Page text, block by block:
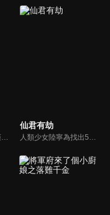
黎安城大郡主棠溪槿與烈雲崢之間曲折動人的情感，以及他們在複雜局勢中堅守初心、勇敢面對困難的愛情故事。
仙君有劫